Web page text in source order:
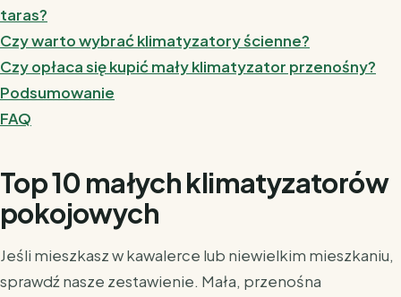
taras?
Czy warto wybrać klimatyzatory ścienne?
Czy opłaca się kupić mały klimatyzator przenośny?
Podsumowanie
FAQ
Top 10 małych klimatyzatorów
pokojowych
Jeśli mieszkasz w kawalerce lub niewielkim mieszkaniu,
sprawdź nasze zestawienie. Mała, przenośna